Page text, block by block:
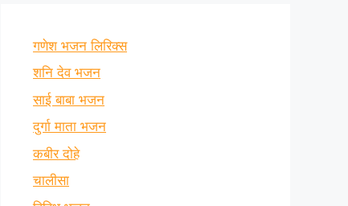
गणेश भजन लिरिक्स
शनि देव भजन
साई बाबा भजन
दुर्गा माता भजन
कबीर दोहे
चालीसा